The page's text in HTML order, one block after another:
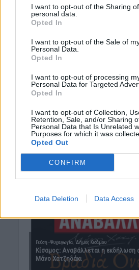
I want to opt-out of the Sharing
personal data.
Opted In
I want to opt-out of the Sale of
Personal Data.
Opted In
I want to opt-out of processing
Personal Data for Targeted
Opted In
I want to opt-out of Collection,
Retention, Sale, and/or Sharing
Personal Data that Is Unrelated
Purposes for which it was
Opted Out
CONFIRM
Data Deletion Data Access